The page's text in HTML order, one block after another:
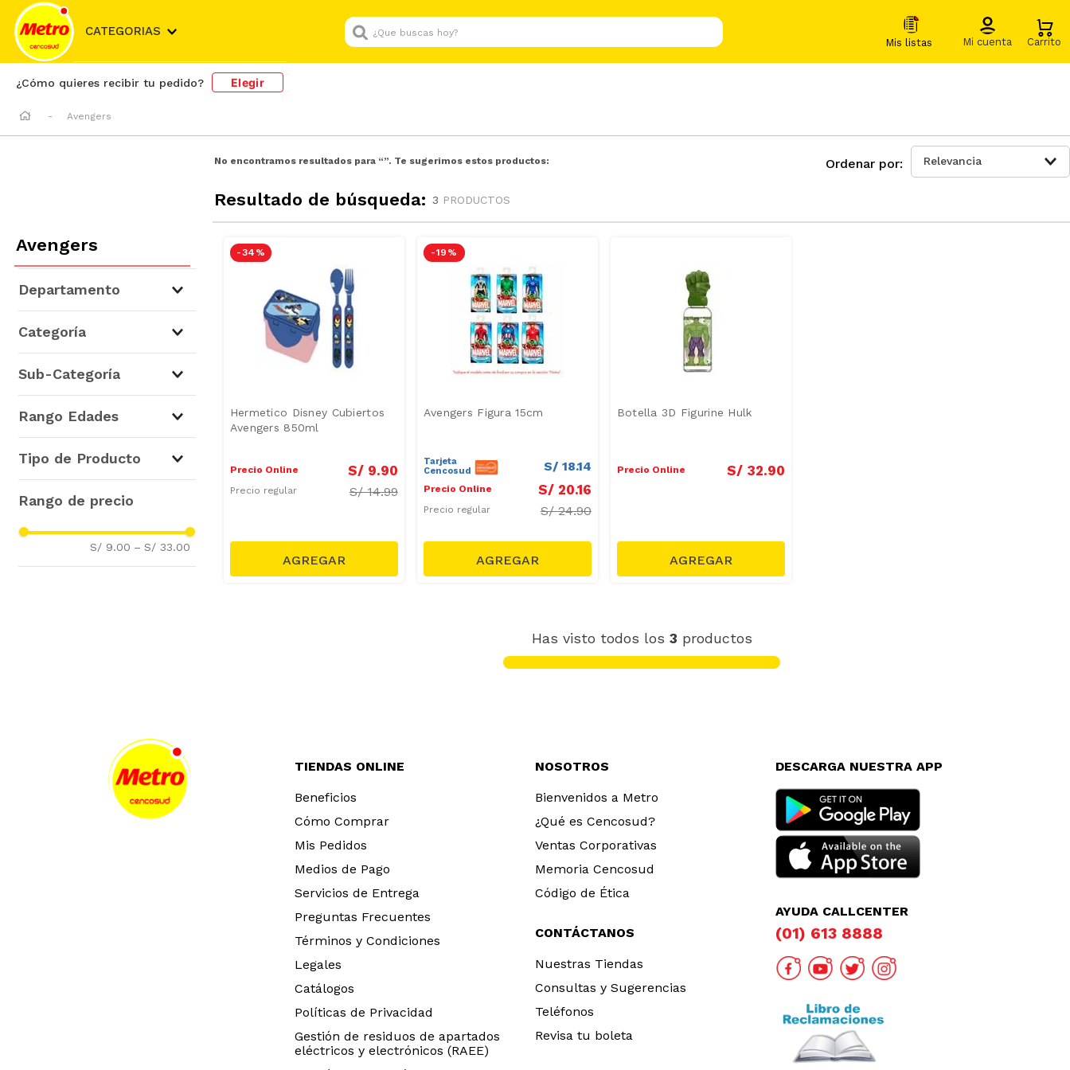
CATEGORIAS
¿Que buscas hoy?
¿Cómo quieres recibir tu pedido? Elegir
Avengers
No encontramos resultados para “”. Te sugerimos estos productos:
Resultado de búsqueda: 3 PRODUCTOS
Relevancia
Avengers
Departamento
La Juguetería
Categoría
Juguetes Infantiles
Sub-Categoría
Tappers, Refractarios y
Figuras de Acción (1
Rango Edades
Tipo de Producto
Botellas
1)
S/ 9.00 – S/ 33.00
-34 %
Hermetico Disney Cubiertos
Avengers 850ml
Precio Online S/ 9.90
Precio regular S/14.99
-19 %
Avengers Figura 15cm
Tarjeta
Cencosud
S/ 18.14
Precio Online S/ 20.16
Precio regular S/24.90
Botella 3D Figurine Hulk
Precio Online S/ 32.90
Has visto todos los 3 productos
TIENDAS ONLINE
Beneficios
Cómo Comprar
Mis Pedidos
Medios de Pago
Servicios de Entrega
Preguntas Frecuentes
Términos y Condiciones
Legales
Catálogos
Políticas de Privacidad
Gestión de residuos de apartados
eléctricos y electrónicos (RAEE)
NOSOTROS
Bienvenidos a Metro
¿Qué es Cencosud?
Ventas Corporativas
Memoria Cencosud
Código de Ética
CONTÁCTANOS
Nuestras Tiendas
Consultas y Sugerencias
Teléfonos
Revisa tu boleta
DESCARGA NUESTRA APP
AYUDA CALLCENTER
(01) 613 8888